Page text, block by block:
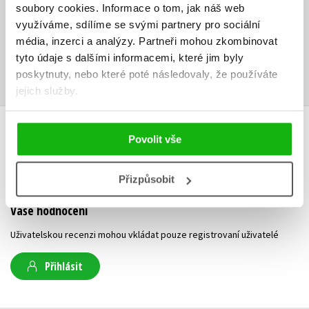
soubory cookies. Informace o tom, jak náš web
využíváme, sdílíme se svými partnery pro sociální
média, inzerci a analýzy. Partneři mohou zkombinovat
tyto údaje s dalšími informacemi, které jim byly
poskytnuty, nebo které poté následovaly, že používáte
jejich služby.
Povolit vše
Přizpůsobit
Ke stažení
PDF Obsah.pdf PDF Ukázka.pdf
HODNOCENÍ ČTENÁŘŮ
V současné době nejsou vytvořena žádná uživatelská hodnocení.
Vaše hodnocení
Uživatelskou recenzi mohou vkládat pouze registrovaní uživatelé
Přihlásit